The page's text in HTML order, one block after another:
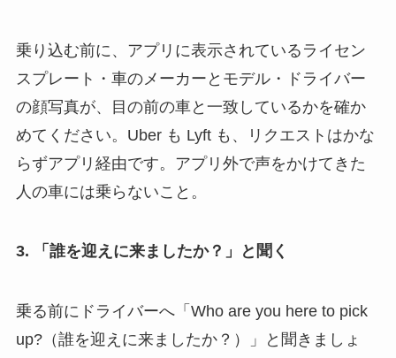
乗り込む前に、アプリに表示されているライセン
スプレート・車のメーカーとモデル・ドライバー
の顔写真が、目の前の車と一致しているかを確か
めてください。Uber も Lyft も、リクエストはかな
らずアプリ経由です。アプリ外で声をかけてきた
人の車には乗らないこと。
3. 「誰を迎えに来ましたか？」と聞く
乗る前にドライバーへ「Who are you here to pick
up?（誰を迎えに来ましたか？）」と聞きましょ